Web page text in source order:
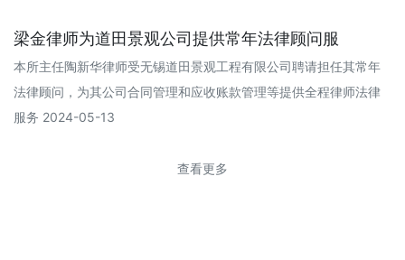
梁金律师为道田景观公司提供常年法律顾问服
本所主任陶新华律师受无锡道田景观工程有限公司聘请担任其常年
法律顾问，为其公司合同管理和应收账款管理等提供全程律师法律
服务 2024-05-13
查看更多